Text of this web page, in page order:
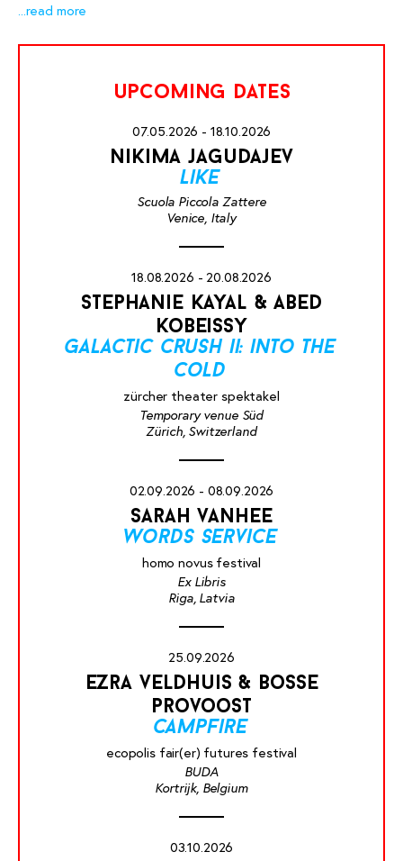
...read more
upcoming dates
07.05.2026 - 18.10.2026
nikima jagudajev
like
Scuola Piccola Zattere
Venice, Italy
18.08.2026 - 20.08.2026
stephanie kayal & abed
kobeissy
galactic crush ii: into the
cold
zürcher theater spektakel
Temporary venue Süd
Zürich, Switzerland
02.09.2026 - 08.09.2026
sarah vanhee
words service
homo novus festival
Ex Libris
Riga, Latvia
25.09.2026
ezra veldhuis & bosse
provoost
campfire
ecopolis fair(er) futures festival
BUDA
Kortrijk, Belgium
03.10.2026